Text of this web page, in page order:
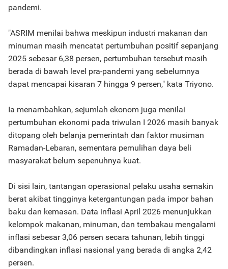
pandemi.
"ASRIM menilai bahwa meskipun industri makanan dan
minuman masih mencatat pertumbuhan positif sepanjang
2025 sebesar 6,38 persen, pertumbuhan tersebut masih
berada di bawah level pra-pandemi yang sebelumnya
dapat mencapai kisaran 7 hingga 9 persen," kata Triyono.
Ia menambahkan, sejumlah ekonom juga menilai
pertumbuhan ekonomi pada triwulan I 2026 masih banyak
ditopang oleh belanja pemerintah dan faktor musiman
Ramadan-Lebaran, sementara pemulihan daya beli
masyarakat belum sepenuhnya kuat.
Di sisi lain, tantangan operasional pelaku usaha semakin
berat akibat tingginya ketergantungan pada impor bahan
baku dan kemasan. Data inflasi April 2026 menunjukkan
kelompok makanan, minuman, dan tembakau mengalami
inflasi sebesar 3,06 persen secara tahunan, lebih tinggi
dibandingkan inflasi nasional yang berada di angka 2,42
persen.